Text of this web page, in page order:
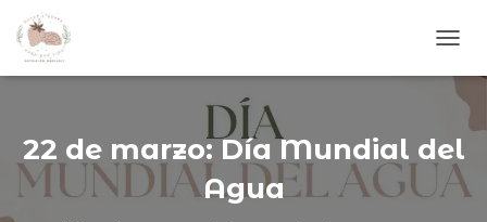
A
M
A
R
22 de marzo: Día Mundial del
Agua